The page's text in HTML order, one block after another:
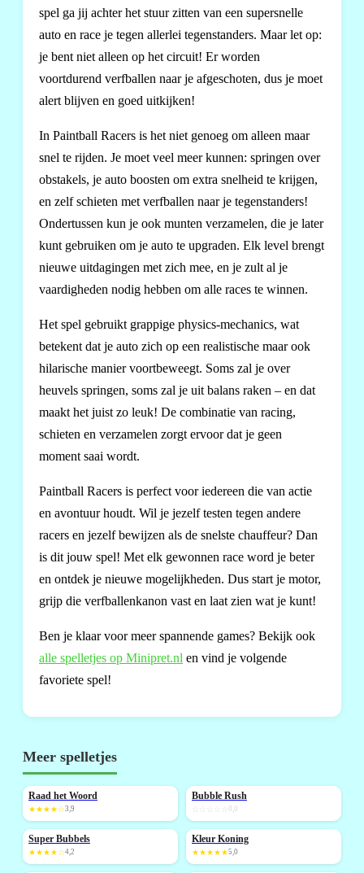
spel ga jij achter het stuur zitten van een supersnelle
auto en race je tegen allerlei tegenstanders. Maar let op:
je bent niet alleen op het circuit! Er worden
voortdurend verfballen naar je afgeschoten, dus je moet
alert blijven en goed uitkijken!
In Paintball Racers is het niet genoeg om alleen maar
snel te rijden. Je moet veel meer kunnen: springen over
obstakels, je auto boosten om extra snelheid te krijgen,
en zelf schieten met verfballen naar je tegenstanders!
Ondertussen kun je ook munten verzamelen, die je later
kunt gebruiken om je auto te upgraden. Elk level brengt
nieuwe uitdagingen met zich mee, en je zult al je
vaardigheden nodig hebben om alle races te winnen.
Het spel gebruikt grappige physics-mechanics, wat
betekent dat je auto zich op een realistische maar ook
hilarische manier voortbeweegt. Soms zal je over
heuvels springen, soms zal je uit balans raken – en dat
maakt het juist zo leuk! De combinatie van racing,
schieten en verzamelen zorgt ervoor dat je geen
moment saai wordt.
Paintball Racers is perfect voor iedereen die van actie
en avontuur houdt. Wil je jezelf testen tegen andere
racers en jezelf bewijzen als de snelste chauffeur? Dan
is dit jouw spel! Met elk gewonnen race word je beter
en ontdek je nieuwe mogelijkheden. Dus start je motor,
grijp die verfballenkanon vast en laat zien wat je kunt!
Ben je klaar voor meer spannende games? Bekijk ook
alle spelletjes op Minipret.nl en vind je volgende
favoriete spel!
Meer spelletjes
Raad het Woord
★★★★☆3,9
NIEUW
Bubble Rush
0,0
Super Bubbels
★★★★☆4,2
NIEUW
Kleur Koning
★★★★★5,0